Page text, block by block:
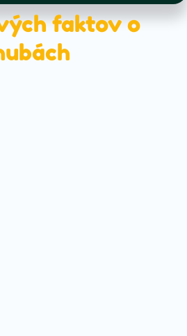
faktov o